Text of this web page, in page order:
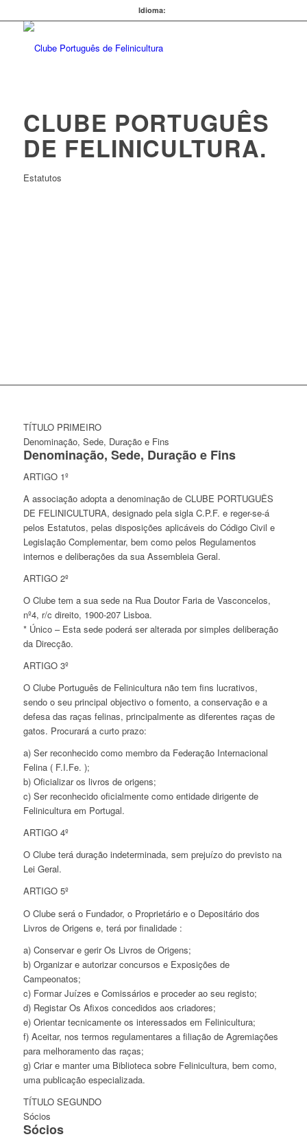
Idioma:
CLUBE PORTUGUÊS
DE FELINICULTURA.
Estatutos
TÍTULO PRIMEIRO
Denominação, Sede, Duração e Fins
Denominação, Sede, Duração e Fins
ARTIGO 1º
A associação adopta a denominação de CLUBE PORTUGUÊS
DE FELINICULTURA, designado pela sigla C.P.F. e reger-se-á
pelos Estatutos, pelas disposições aplicáveis do Código Civil e
Legislação Complementar, bem como pelos Regulamentos
internos e deliberações da sua Assembleia Geral.
ARTIGO 2º
O Clube tem a sua sede na Rua Doutor Faria de Vasconcelos,
nº4, r/c direito, 1900-207 Lisboa.
* Único – Esta sede poderá ser alterada por simples deliberação
da Direcção.
ARTIGO 3º
O Clube Português de Felinicultura não tem fins lucrativos,
sendo o seu principal objectivo o fomento, a conservação e a
defesa das raças felinas, principalmente as diferentes raças de
gatos. Procurará a curto prazo:
a) Ser reconhecido como membro da Federação Internacional
Felina ( F.I.Fe. );
b) Oficializar os livros de origens;
c) Ser reconhecido oficialmente como entidade dirigente de
Felinicultura em Portugal.
ARTIGO 4º
O Clube terá duração indeterminada, sem prejuízo do previsto na
Lei Geral.
ARTIGO 5º
O Clube será o Fundador, o Proprietário e o Depositário dos
Livros de Origens e, terá por finalidade :
a) Conservar e gerir Os Livros de Origens;
b) Organizar e autorizar concursos e Exposições de
Campeonatos;
c) Formar Juízes e Comissários e proceder ao seu registo;
d) Registar Os Afixos concedidos aos criadores;
e) Orientar tecnicamente os interessados em Felinicultura;
f) Aceitar, nos termos regulamentares a filiação de Agremiações
para melhoramento das raças;
g) Criar e manter uma Biblioteca sobre Felinicultura, bem como,
uma publicação especializada.
TÍTULO SEGUNDO
Sócios
Sócios